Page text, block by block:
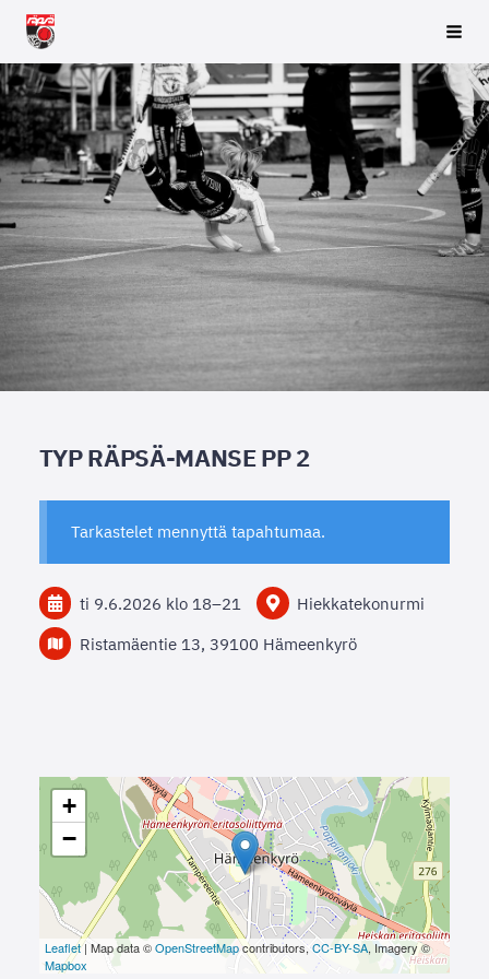
Siirry
sivun
sisältöön
Räpsä ry
TYP RÄPSÄ-MANSE PP 2
Tarkastelet mennyttä tapahtumaa.
ti 9.6.2026 klo 18–21
Hiekkatekonurmi
Ristamäentie 13, 39100 Hämeenkyrö
+
−
Leaflet| Map data ©OpenStreetMapcontributors,CC-BY-SA, Imagery ©
Mapbox